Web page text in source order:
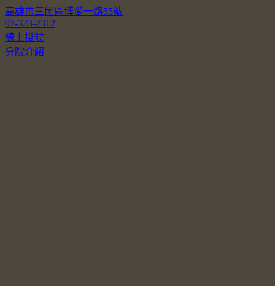
高雄市三民區博愛一路55號
07-323-2312
線上掛號
分院介紹